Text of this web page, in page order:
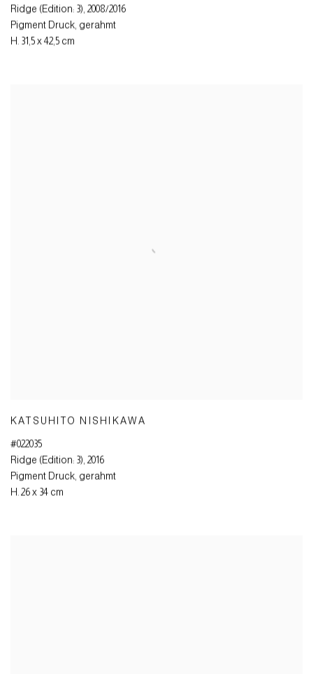
Ridge (Edition: 3), 2008/2016
Pigment Druck, gerahmt
H. 31,5 x 42,5 cm
KATSUHITO NISHIKAWA
#022035
Ridge (Edition: 3), 2016
Pigment Druck, gerahmt
H. 26 x 34 cm